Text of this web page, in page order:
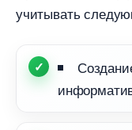
учитывать